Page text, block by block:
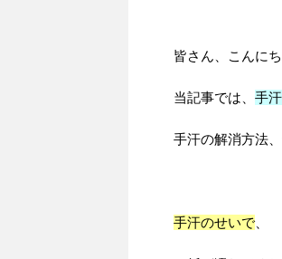
皆さん、こんにち
当記事では、 手
手汗の解消方法
手汗のせいで